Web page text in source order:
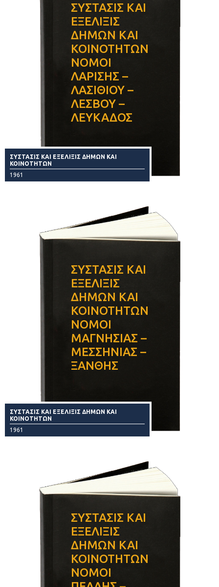
ΣΥΣΤΑΣΙΣ ΚΑΙ ΕΞΕΛΙΞΙΣ ΔΗΜΩΝ ΚΑΙ
ΚΟΙΝΟΤΗΤΩΝ
1961
ΣΥΣΤΑΣΙΣ ΚΑΙ
ΕΞΕΛΙΞΙΣ
ΔΗΜΩΝ ΚΑΙ
ΚΟΙΝΟΤΗΤΩΝ
ΝΟΜΟΙ
ΛΑΡΙΣΗΣ –
ΛΑΣΙΘΙΟΥ –
ΛΕΣΒΟΥ –
ΛΕΥΚΑΔΟΣ
ΣΥΣΤΑΣΙΣ ΚΑΙ ΕΞΕΛΙΞΙΣ ΔΗΜΩΝ ΚΑΙ
ΚΟΙΝΟΤΗΤΩΝ
1961
ΣΥΣΤΑΣΙΣ ΚΑΙ
ΕΞΕΛΙΞΙΣ
ΔΗΜΩΝ ΚΑΙ
ΚΟΙΝΟΤΗΤΩΝ
ΝΟΜΟΙ
ΜΑΓΝΗΣΙΑΣ –
ΜΕΣΣΗΝΙΑΣ –
ΞΑΝΘΗΣ
ΣΥΣΤΑΣΙΣ ΚΑΙ
ΕΞΕΛΙΞΙΣ
ΔΗΜΩΝ ΚΑΙ
ΚΟΙΝΟΤΗΤΩΝ
ΝΟΜΟΙ